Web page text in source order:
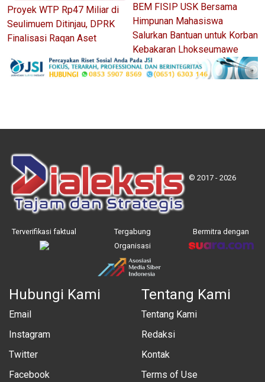
Proyek WTP Rp47 Miliar di
Seulimuem Ditinjau, DPRK
Finalisasi Raqan Aset
BEM FISIP USK Bersama
Himpunan Mahasiswa
Salurkan Bantuan untuk Korban
Kebakaran Lhokseumawe
© 2017 - 2026
Terverifikasi faktual
Tergabung
Organisasi
Bermitra dengan
Hubungi Kami
Email
Instagram
Twitter
Facebook
Tentang Kami
Tentang Kami
Redaksi
Kontak
Terms of Use